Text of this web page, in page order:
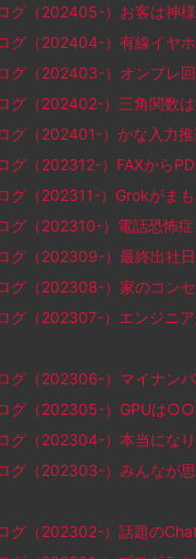
グ（202405-）お客は神様
グ（202404-）有線イヤ
（202403-）オンプレ
（202402-）三角関数は
（202401-）かな入力推
（202312-）FAXから
（202311-）Grokがまも
グ（202310-）電話恐怖症
（202309-）最終出社日
（202308-）家のコン
（202307-）エンジニア
（202306-）マイナンバ
グ（202305-）GPUは○○
（202304-）本当になり
（202303-）みんなが思
グ（202302-）話題の